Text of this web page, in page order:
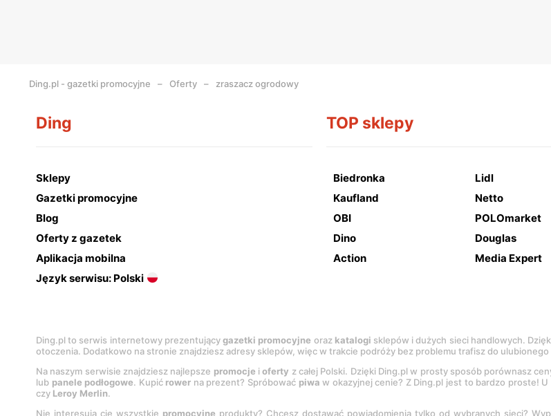
Ding.pl - gazetki promocyjne Oferty zraszacz ogrodowy
Ding
Sklepy
Gazetki promocyjne
Blog
Oferty z gazetek
Aplikacja mobilna
Język serwisu: Polski
TOP sklepy
Biedronka Lidl
Kaufland
Netto
OBI
POLOmarket
Dino
Douglas
Action
Media Expert
Ding.pl to serwis internetowy prezentującygazetki promocyjne oraz katalogi sklepów i dużych sieci handlowych.
otoczenia. Dodatkowo na stronie znajdziesz adresy sklepów, więc w trakcie podróży bez problemu trafisz do ulubionego
Na naszym serwisie znajdziesz najlepsze promocje ioferty z całej Polski. Dzięki Ding.pl w prosty sposób porównasz
lub panele podłogowe. Kupić rower na prezent? Spróbować piwa w okazyjnej cenie? Z Ding.pl jest to bardzo proste!
czy Leroy Merlin.
Nie interesują cię wszystkie promocyjne produkty? Chcesz dostawać powiadomienia tylko od wybranych sieci?